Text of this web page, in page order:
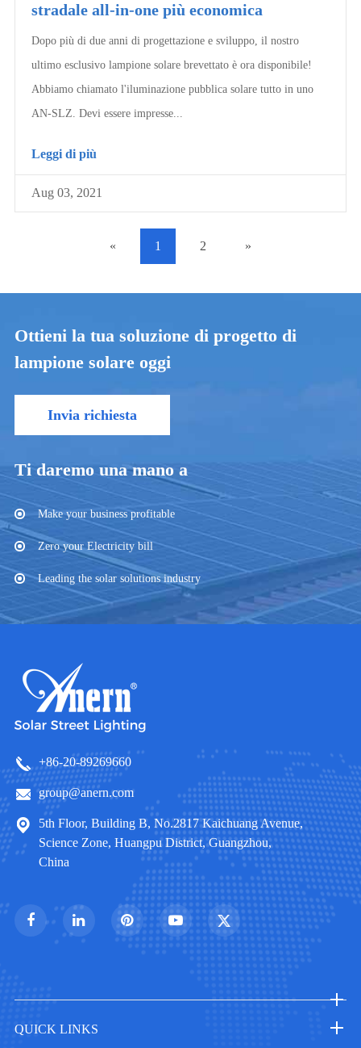
stradale all-in-one più economica
Dopo più di due anni di progettazione e sviluppo, il nostro
ultimo esclusivo lampione solare brevettato è ora disponibile!
Abbiamo chiamato l'iluminazione pubblica solare tutto in uno
AN-SLZ. Devi essere impresse...
Leggi di più
Aug 03, 2021
« 1 2 »
Ottieni la tua soluzione di progetto di
lampione solare oggi
Invia richiesta
Ti daremo una mano a
Make your business profitable
Zero your Electricity bill
Leading the solar solutions industry
+86-20-89269660
group@anern.com
5th Floor, Building B, No.2817 Kaichuang Avenue,
Science Zone, Huangpu District, Guangzhou,
China
QUICK LINKS